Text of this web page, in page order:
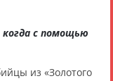
с помощью
из «Золотого